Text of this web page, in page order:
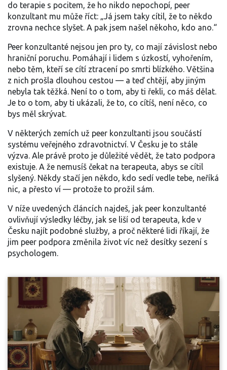
do terapie s pocitem, že ho nikdo nepochopí, peer
konzultant mu může říct: „Já jsem taky cítil, že to někdo
zrovna nechce slyšet. A pak jsem našel někoho, kdo ano.“
Peer konzultanté nejsou jen pro ty, co mají závislost nebo
hraniční poruchu. Pomáhají i lidem s úzkostí, vyhořením,
nebo těm, kteří se cítí ztracení po smrti blízkého. Většina
z nich prošla dlouhou cestou — a teď chtějí, aby jiným
nebyla tak těžká. Není to o tom, aby ti řekli, co máš dělat.
Je to o tom, aby ti ukázali, že to, co cítíš, není něco, co
bys měl skrývat.
V některých zemích už peer konzultanti jsou součástí
systému veřejného zdravotnictví. V Česku je to stále
výzva. Ale právě proto je důležité vědět, že tato podpora
existuje. A že nemusíš čekat na terapeuta, abys se cítil
slyšený. Někdy stačí jen někdo, kdo sedí vedle tebe, neříká
nic, a přesto ví — protože to prožil sám.
V níže uvedených článcích najdeš, jak peer konzultanté
ovlivňují výsledky léčby, jak se liší od terapeuta, kde v
Česku najít podobné služby, a proč některé lidi říkají, že
jim peer podpora změnila život víc než desítky sezení s
psychologem.